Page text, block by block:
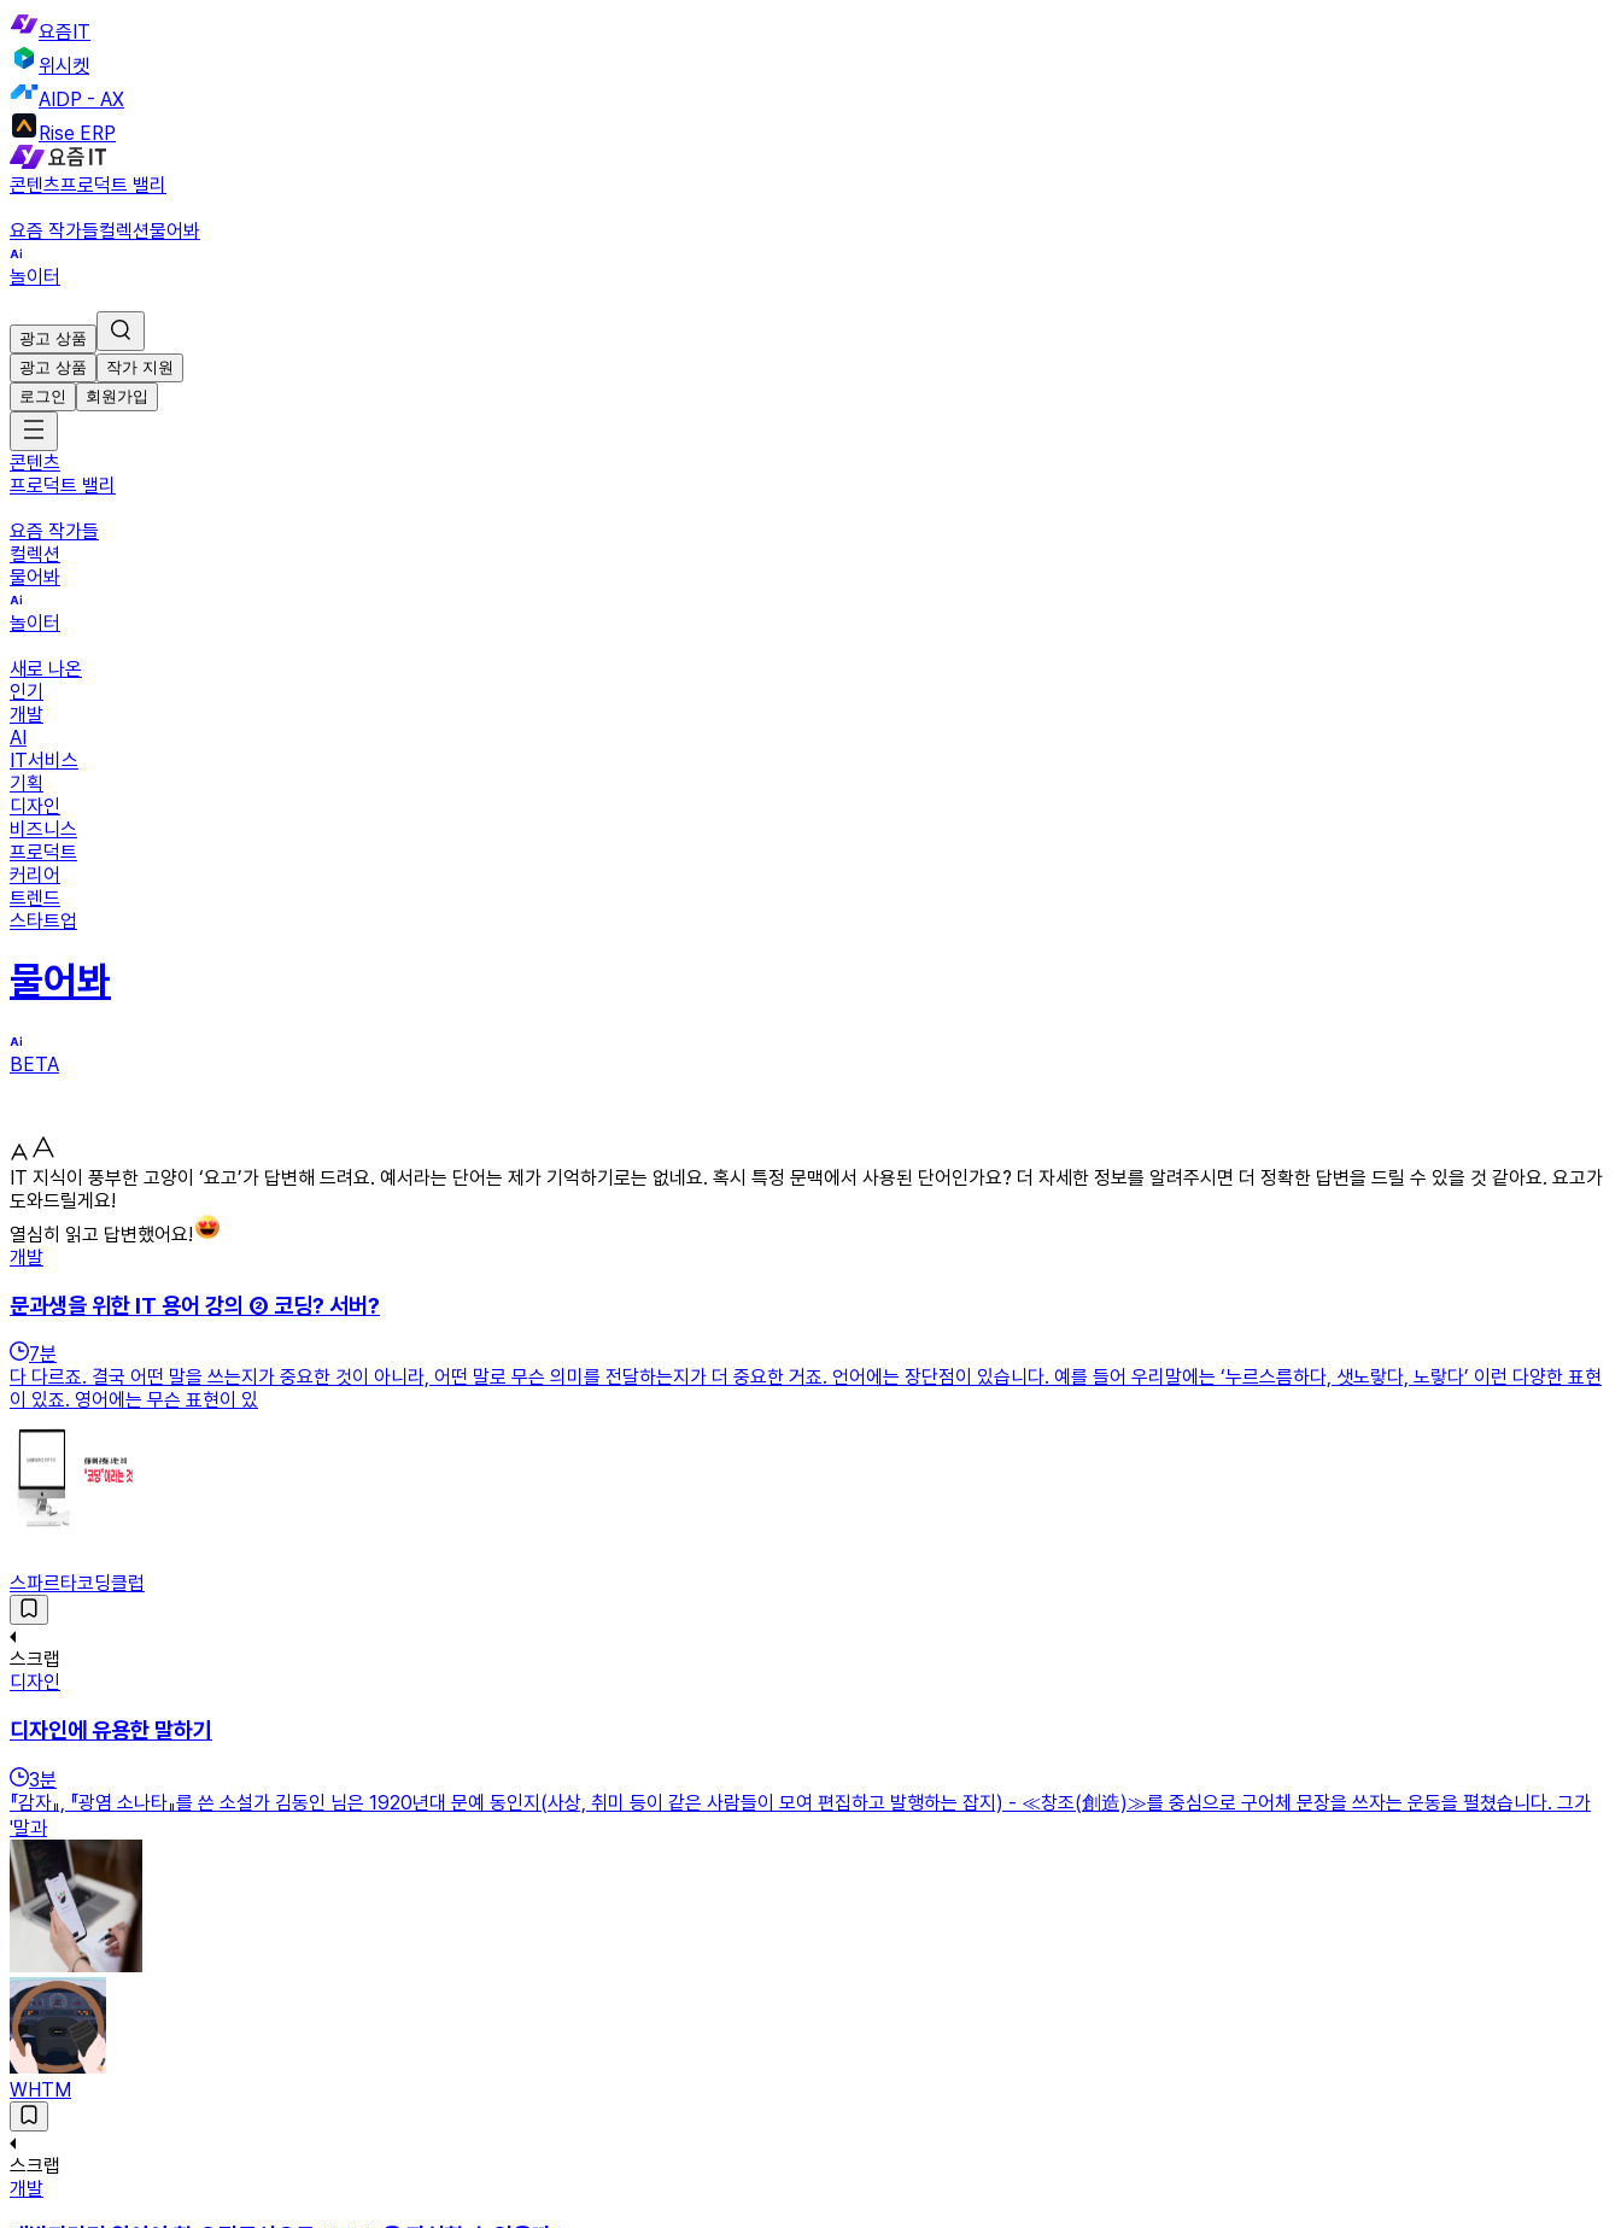
요즘IT
위시켓
AIDP - AX
Rise ERP
콘텐츠프로덕트 밸리
요즘 작가들컬렉션물어봐
놀이터
광고 상품
광고 상품
작가 지원
로그인
회원가입
콘텐츠
프로덕트 밸리
요즘 작가들
컬렉션
물어봐
놀이터
새로 나온
인기
개발
AI
IT서비스
기획
디자인
비즈니스
프로덕트
커리어
트렌드
스타트업
물어봐
BETA
IT 지식이 풍부한 고양이 ‘요고’가 답변해 드려요. 예서라는 단어는 제가 기억하기로는 없네요. 혹시 특정 문맥에서 사용된 단어인가요? 더 자세한 정보를 알려주시면 더 정확한 답변을 드릴 수 있을 것 같아요. 요고가
도와드릴게요!
열심히 읽고 답변했어요!
개발
문과생을 위한 IT 용어 강의 ② 코딩? 서버?
7분
다 다르죠. 결국 어떤 말을 쓰는지가 중요한 것이 아니라, 어떤 말로 무슨 의미를 전달하는지가 더 중요한 거죠. 언어에는 장단점이 있습니다. 예를 들어 우리말에는 ‘누르스름하다, 샛노랗다, 노랗다’ 이런 다양한 표현
이 있죠. 영어에는 무슨 표현이 있
스파르타코딩클럽
스크랩
디자인
디자인에 유용한 말하기
3분
『감자』, 『광염 소나타』를 쓴 소설가 김동인 님은 1920년대 문예 동인지(사상, 취미 등이 같은 사람들이 모여 편집하고 발행하는 잡지) - ≪창조(創造)≫를 중심으로 구어체 문장을 쓰자는 운동을 펼쳤습니다. 그가
'말과
WHTM
스크랩
개발